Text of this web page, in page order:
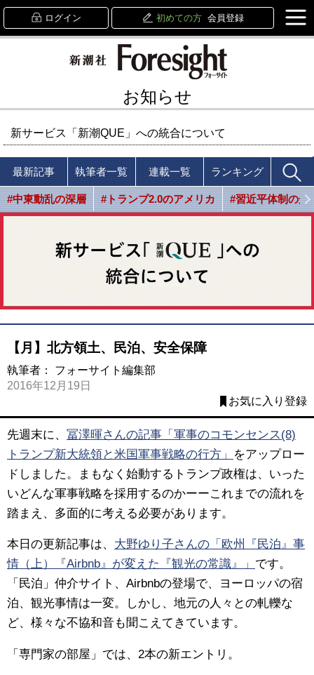
ログイン 初めての方 会員登録
お知らせ
新サービス「新潮QUE」への統合について
最新記事 執筆者一覧 連載一覧 ランキング
#中東動乱の深層 #トランプ2.0のアメリカ #習近平体制の光
【月】北方領土、民泊、安全保障
執筆者： フォーサイト編集部
2016年12月19日
お気に入り登録
先週末に、 冨澤暉さんの記事「軍事のコモンセンス(8)
トランプ新大統領と米国軍事戦略の行方」
をアップロー
ドしました。まもなく始動するトランプ政権は、いった
いどんな軍事戦略を採用するのかーーこれまでの流れを
踏まえ、多面的に考える必要があります。
本日の更新記事は、 大野ゆり子さんの「欧州『民泊』事
情（上）『Airbnb』が変えた『観光の常識』」 です。
「民泊」仲介サイト、Airbnbの登場で、ヨーロッパの宿
泊、観光事情は一変。しかし、地元の人々との軋轢な
ど、様々な不協和音も聞こえてきています。
「専門家の部屋」では、2本の新エントリ。